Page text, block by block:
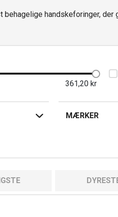
behagelige handskeforinger,
361,20 kr
MÆRKER